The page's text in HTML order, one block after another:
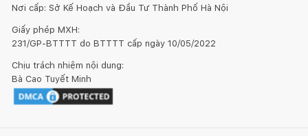
Nơi cấp: Sở Kế Hoạch và Đầu Tư Thành Phố Hà Nội
Giấy phép MXH:
231/GP-BTTTT do BTTTT cấp ngày 10/05/2022
Chịu trách nhiệm nội dung:
Bà Cao Tuyết Minh